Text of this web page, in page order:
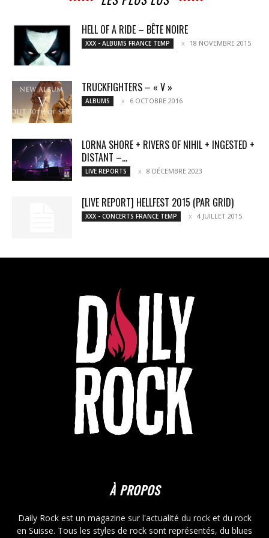
HELL OF A RIDE – BÊTE NOIRE
XXX - ALBUMS FRANCE TEMP 18 NOVEMBRE 2015
TRUCKFIGHTERS – « V »
ALBUMS 6 OCTOBRE 2016
LORNA SHORE + RIVERS OF NIHIL + INGESTED +
DISTANT –...
LIVE REPORTS 8 DÉCEMBRE 2023
[LIVE REPORT] HELLFEST 2015 (PAR GRID)
XXX - CONCERTS FRANCE TEMP 4 JUILLET 2015
À PROPOS
Daily Rock est un magazine sur l'actualité du rock et du rock
en Suisse. Tous les styles de rock sont représentés, du blues